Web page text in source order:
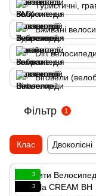
Туристичні,
Вживані
Dirt велосипеди
Біговели
Фільтр 1
Клас Двоколісні
3
3